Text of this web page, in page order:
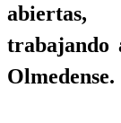
abiertas,
trabajando
Olmedense.